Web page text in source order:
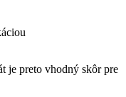
je preto vhodný skôr pre